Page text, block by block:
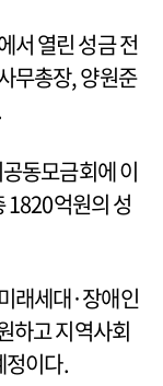
서 열린 성금 전
무총장, 양원준
동모금회에 이
1820억원의 성
래세대·장애인
하고 지역사회
정이다.